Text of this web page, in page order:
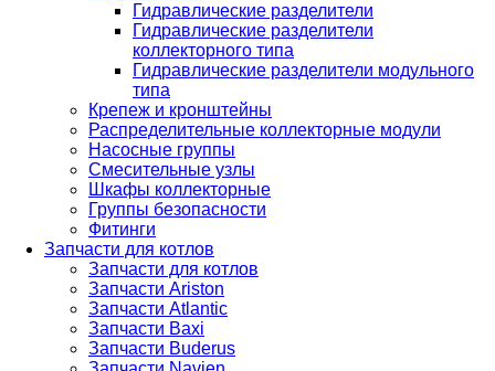
Гидравлические разделители
Гидравлические разделители
коллекторного типа
Гидравлические разделители модульного
типа
Крепеж и кронштейны
Распределительные коллекторные модули
Насосные группы
Смесительные узлы
Шкафы коллекторные
Группы безопасности
Фитинги
Запчасти для котлов
Запчасти для котлов
Запчасти Ariston
Запчасти Atlantic
Запчасти Baxi
Запчасти Buderus